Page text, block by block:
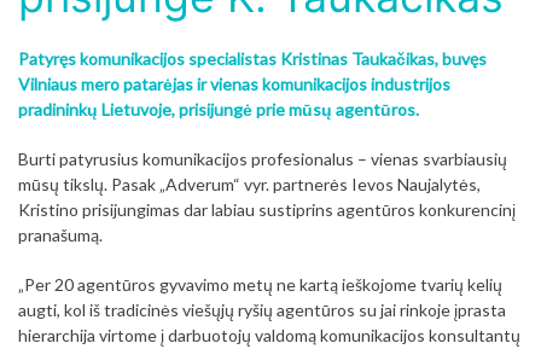
Patyręs komunikacijos specialistas Kristinas Taukačikas, buvęs
Vilniaus mero patarėjas ir vienas komunikacijos industrijos
pradininkų Lietuvoje, prisijungė prie mūsų agentūros.
Burti patyrusius komunikacijos profesionalus – vienas svarbiausių
mūsų tikslų. Pasak „Adverum“ vyr. partnerės Ievos Naujalytės,
Kristino prisijungimas dar labiau sustiprins agentūros konkurencinį
pranašumą.
„Per 20 agentūros gyvavimo metų ne kartą ieškojome tvarių kelių
augti, kol iš tradicinės viešųjų ryšių agentūros su jai rinkoje įprasta
hierarchija virtome į darbuotojų valdomą komunikacijos konsultantų